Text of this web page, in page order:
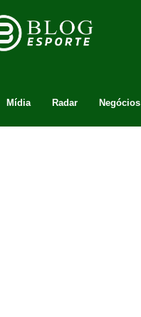
Mídia Radar Negócios